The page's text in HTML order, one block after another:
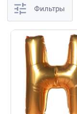
Фильтры